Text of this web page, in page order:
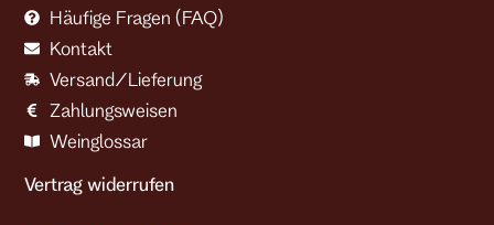
Häufige Fragen (FAQ)
Kontakt
Versand/Lieferung
Zahlungsweisen
Weinglossar
Vertrag widerrufen